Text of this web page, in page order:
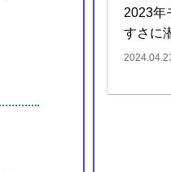
2023年
すさに